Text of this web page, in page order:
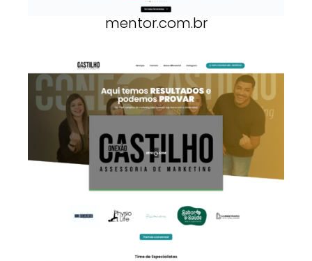
mentor.com.br